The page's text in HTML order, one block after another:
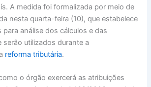
A medida foi formalizada por meio de
nesta quarta-feira (10), que estabelece
para análise dos cálculos e das
serão utilizados durante a
reforma tributária.
o órgão exercerá as atribuições